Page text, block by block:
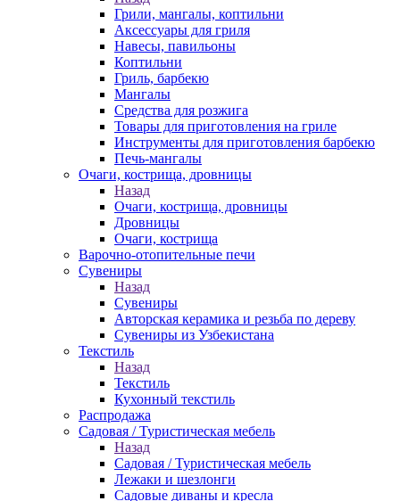
Грили, мангалы, коптильни
Аксессуары для гриля
Навесы, павильоны
Коптильни
Гриль, барбекю
Мангалы
Средства для розжига
Товары для приготовления на гриле
Инструменты для приготовления барбекю
Печь-мангалы
Очаги, кострища, дровницы
Назад
Очаги, кострища, дровницы
Дровницы
Очаги, кострища
Варочно-отопительные печи
Сувениры
Назад
Сувениры
Авторская керамика и резьба по дереву
Сувениры из Узбекистана
Текстиль
Назад
Текстиль
Кухонный текстиль
Распродажа
Садовая / Туристическая мебель
Назад
Садовая / Туристическая мебель
Лежаки и шезлонги
Садовые диваны и кресла